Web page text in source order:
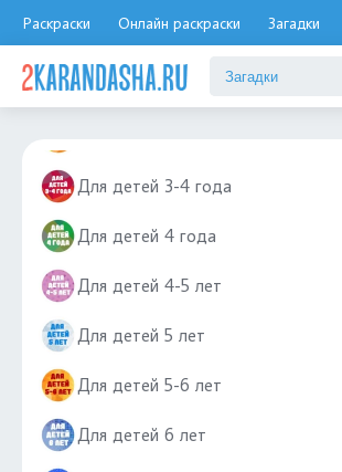
Раскраски Онлайн раскраски Загадки
Для детей 2 года
Для детей 2-3 года
Для детей 3-4 года
Для детей 4 года
Для детей 4-5 лет
Для детей 5 лет
Для детей 5-6 лет
Для детей 6 лет